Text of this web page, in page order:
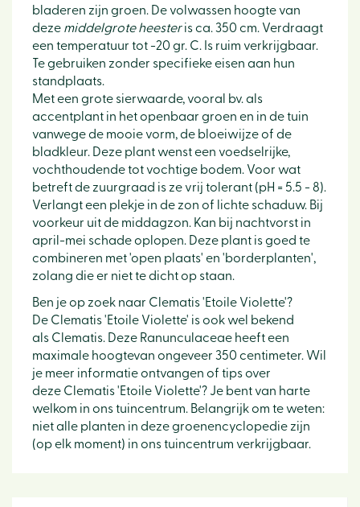
bladeren zijn groen. De volwassen hoogte van
deze middelgrote heesteris ca. 350 cm. Verdraagt
een temperatuur tot -20 gr. C. Is ruim verkrijgbaar.
Te gebruiken zonder specifieke eisen aan hun
standplaats.
Met een grote sierwaarde, vooral bv. als
accentplant in het openbaar groen en in de tuin
vanwege de mooie vorm, de bloeiwijze of de
bladkleur. Deze plant wenst een voedselrijke,
vochthoudende tot vochtige bodem. Voor wat
betreft de zuurgraad is ze vrij tolerant (pH = 5.5 - 8).
Verlangt een plekje in de zon of lichte schaduw. Bij
voorkeur uit de middagzon. Kan bij nachtvorst in
april-mei schade oplopen. Deze plant is goed te
combineren met 'open plaats' en 'borderplanten',
zolang die er niet te dicht op staan.
Ben je op zoek naar Clematis 'Etoile Violette'?
De Clematis 'Etoile Violette' is ook wel bekend
als Clematis. Deze Ranunculaceae heeft een
maximale hoogtevan ongeveer 350 centimeter. Wil
je meer informatie ontvangen of tips over
deze Clematis 'Etoile Violette'? Je bent van harte
welkom in ons tuincentrum. Belangrijk om te weten:
niet alle planten in deze groenencyclopedie zijn
(op elk moment) in ons tuincentrum verkrijgbaar.